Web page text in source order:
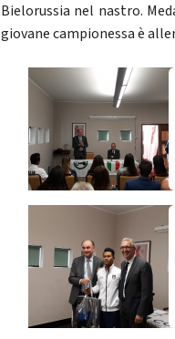
Bielorussia nel nastro.
giovane campionessa è